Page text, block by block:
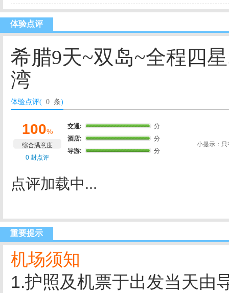
体验点评
希腊9天~双岛~全程四
湾
体验点评( 0 条)
100%
综合满意度
0 封点评
交通:
分
酒店:
分
导游:
分
小提示：
点评加载中...
重要提示
机场须知
1.护照及机票于出发当天由